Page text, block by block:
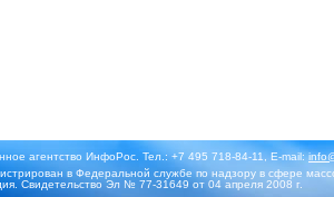
агентство ИнфоРос. Тел.: +7 495 718-84-11, E-mail:
в Федеральной службе по надзору в сфере
Свидетельство Эл № 77-31649 от 04 апреля 2008 г.